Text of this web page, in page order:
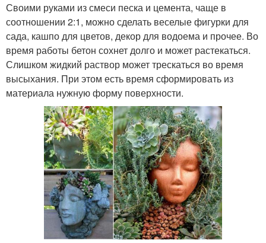
Своими руками из смеси песка и цемента, чаще в
соотношении 2:1, можно сделать веселые фигурки для
сада, кашпо для цветов, декор для водоема и прочее. Во
время работы бетон сохнет долго и может растекаться.
Слишком жидкий раствор может трескаться во время
высыхания. При этом есть время сформировать из
материала нужную форму поверхности.